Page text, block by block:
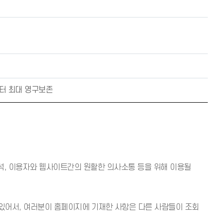
최대 영구보존
이용자와 웹사이트간의 원활한 의사소통 등을 위해 이용될
서, 여러분이 홈페이지에 기재한 사항은 다른 사람들이 조회